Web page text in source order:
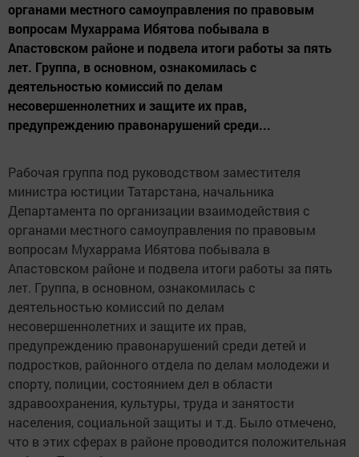
органами местного самоуправления по правовым
вопросам Мухаррама Ибятова побывала в
Апастовском районе и подвела итоги работы за пять
лет. Группа, в основном, ознакомилась с
деятельностью комиссий по делам
несовершеннолетних и защите их прав,
предупреждению правонарушений среди...
Рабочая группа под руководством заместителя
министра юстиции Татарстана, начальника
Департамента по организации взаимодействия с
органами местного самоуправления по правовым
вопросам Мухаррама Ибятова побывала в
Апастовском районе и подвела итоги работы за пять
лет. Группа, в основном, ознакомилась с
деятельностью комиссий по делам
несовершеннолетних и защите их прав,
предупреждению правонарушений среди детей и
подростков, районного отдела по делам молодежи и
спорту, полиции, состоянием дел в области
здравоохранения, культуры, труда и занятости
населения, социальной защиты и т.д. Было отмечено,
что в этих сферах в районе проводится положительная